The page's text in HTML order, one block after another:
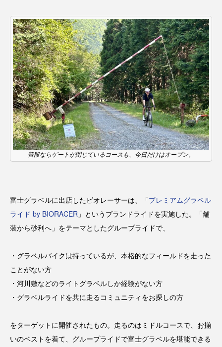
普段ならゲートが閉じているコースも、今日だけはオープン。
富士グラベルに出店したビオレーサーは、「プレミアムグラベル
ライド by BIORACER 」というブランドライドを実施した。「舗
装から砂利へ」をテーマとしたグループライドで、
・グラベルバイクは持っているが、本格的なフィールドを走った
ことがない方
・河川敷などのライトグラベルしか経験がない方
・グラベルライドを共に走るコミュニティをお探しの方
をターゲットに開催されたもの。走るのはミドルコースで、お揃
いのベストを着て、グループライドで富士グラベルを堪能できる